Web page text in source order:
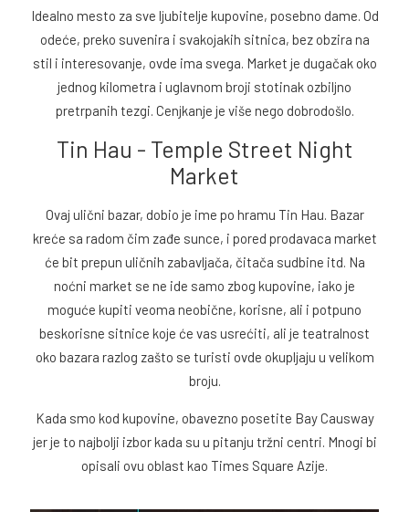
Idealno mesto za sve ljubitelje kupovine, posebno dame. Od
odeće, preko suvenira i svakojakih sitnica, bez obzira na
stil i interesovanje, ovde ima svega. Market je dugačak oko
jednog kilometra i uglavnom broji stotinak ozbiljno
pretrpanih tezgi. Cenjkanje je više nego dobrodošlo.
Tin Hau - Temple Street Night
Market
Ovaj ulični bazar, dobio je ime po hramu Tin Hau. Bazar
kreće sa radom čim zađe sunce, i pored prodavaca market
će bit prepun uličnih zabavljača, čitača sudbine itd. Na
noćni market se ne ide samo zbog kupovine, iako je
moguće kupiti veoma neobične, korisne, ali i potpuno
beskorisne sitnice koje će vas usrećiti, ali je teatralnost
oko bazara razlog zašto se turisti ovde okupljaju u velikom
broju.
Kada smo kod kupovine, obavezno posetite Bay Causway
jer je to najbolji izbor kada su u pitanju tržni centri. Mnogi bi
opisali ovu oblast kao Times Square Azije.